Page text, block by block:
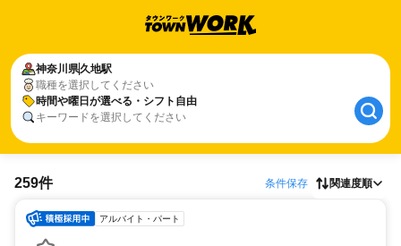
神奈川県久地駅
職種を選択してください
時間や曜日が選べる・シフト自由
キーワードを選択してください
259件 条件保存 関連度順
アルバイト・パート